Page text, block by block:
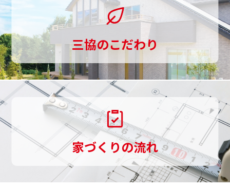
し
て
お
手
し
三協のこだわり
家づくりの流れ